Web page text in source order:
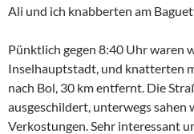
Ali und ich knabberten am
Pünktlich gegen 8:40 Uhr waren
Inselhauptstadt, und knatterten
nach Bol, 30 km entfernt. Die
ausgeschildert, unterwegs sahen
Verkostungen. Sehr interessant